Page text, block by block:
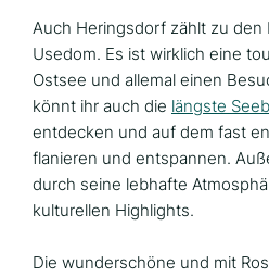
Auch Heringsdorf zählt zu den
Usedom. Es ist wirklich eine
Ostsee und allemal einen
könnt ihr auch die längste
entdecken und auf dem fast
flanieren und entspannen.
durch seine lebhafte
kulturellen Highlights.
Die wunderschöne und mit